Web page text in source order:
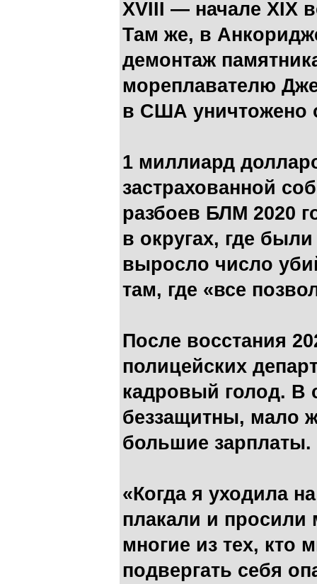
XVIII — начале XIX
Там же, в
демонтаж
мореплавателю
в США уничтожено
1 миллиард
застрахованной
разбоев БЛМ 2020
в округах, где
выросло число
там, где «все
После восстания
полицейских
кадровый голод. В
беззащитны, мало
большие зарплаты.
«Когда я уходила
плакали и просили
многие из тех, кто
подвергать себя